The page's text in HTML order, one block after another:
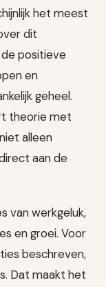
het meest
dit
positieve
en
geheel.
theorie met
alleen
aan de
van werkgeluk,
en groei. Voor
beschreven,
Dat maakt het